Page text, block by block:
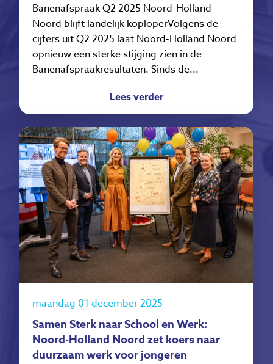
Banenafspraak Q2 2025 Noord-Holland
Noord blijft landelijk koploperVolgens de
cijfers uit Q2 2025 laat Noord-Holland Noord
opnieuw een sterke stijging zien in de
Banenafspraakresultaten. Sinds de...
Lees verder
maandag 01 december 2025
Samen Sterk naar School en Werk:
Noord-Holland Noord zet koers naar
duurzaam werk voor jongeren